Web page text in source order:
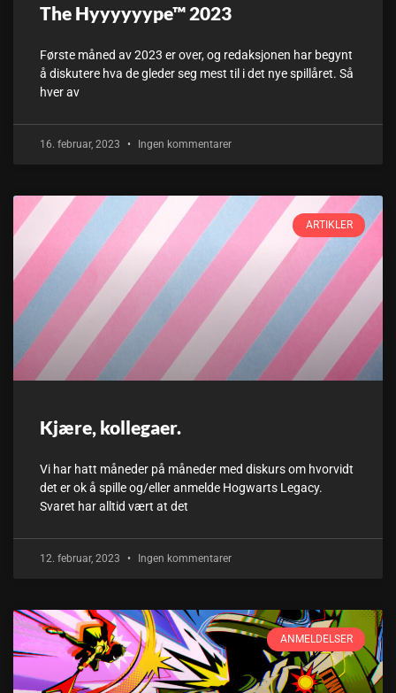
The Hyyyyyype™ 2023
Første måned av 2023 er over, og redaksjonen har begynt
å diskutere hva de gleder seg mest til i det nye spillåret. Så
hver av
16. februar, 2023 Ingen kommentarer
ARTIKLER
Kjære, kollegaer.
Vi har hatt måneder på måneder med diskurs om hvorvidt
det er ok å spille og/eller anmelde Hogwarts Legacy.
Svaret har alltid vært at det
12. februar, 2023 Ingen kommentarer
ANMELDELSER